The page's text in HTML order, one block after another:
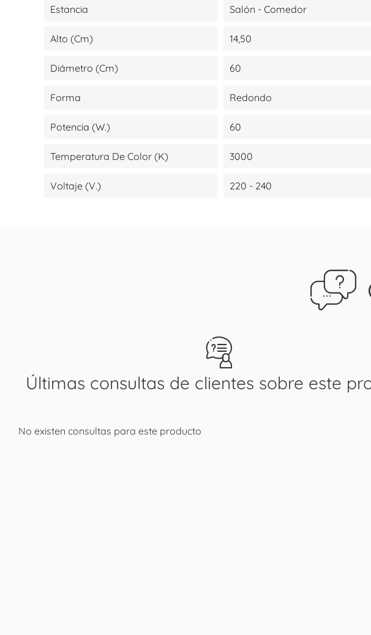
Estancia Salón - Comedor
Alto (cm) 14,50
Diámetro (cm) 60
Forma Redondo
Potencia (W.) 60
Temperatura De Color (K) 3000
Voltaje (V.) 220 - 240
Últimas consultas de clientes sobre este
No existen consultas para este producto